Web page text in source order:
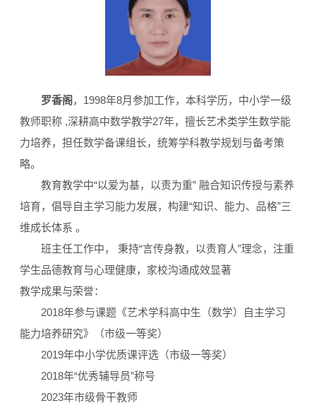
罗香阁 ，1998年8月参加工作，本科学历，中小学一级
教师职称 ,深耕高中数学教学27年，擅长艺术类学生数学能
力培养，担任数学备课组长，统筹学科教学规划与备考策
略。
教育教学中“以爱为基，以责为重” 融合知识传授与素养
培育，倡导自主学习能力发展，构建“知识、能力、品格”三
维成长体系 。
班主任工作中， 秉持“言传身教，以责育人”理念，注重
学生品德教育与心理健康，家校沟通成效显著
教学成果与荣誉：
2018年参与课题《艺术学科高中生（数学）自主学习
能力培养研究》（市级一等奖）
2019年中小学优质课评选（市级一等奖）
2018年“优秀辅导员”称号
2023年市级骨干教师